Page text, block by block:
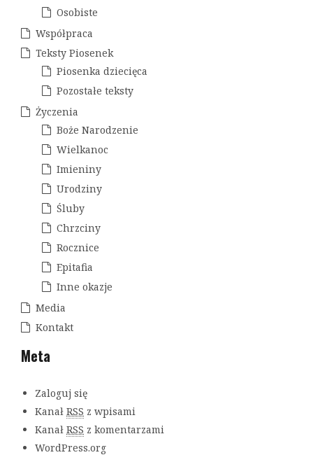
Osobiste
Współpraca
Teksty Piosenek
Piosenka dziecięca
Pozostałe teksty
Życzenia
Boże Narodzenie
Wielkanoc
Imieniny
Urodziny
Śluby
Chrzciny
Rocznice
Epitafia
Inne okazje
Media
Kontakt
Meta
Zaloguj się
Kanał RSS z wpisami
Kanał RSS z komentarzami
WordPress.org